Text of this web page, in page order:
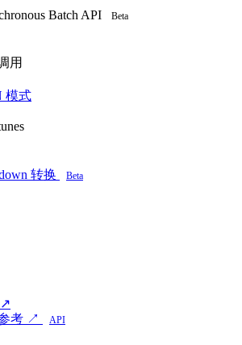
Batch API Beta
用
模式
转换
Beta
↗
考 ↗
API